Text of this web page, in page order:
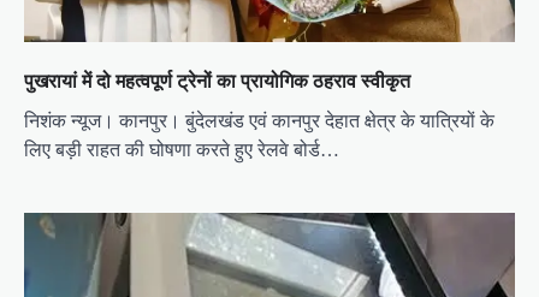
पुखरायां में दो महत्वपूर्ण ट्रेनों का प्रायोगिक ठहराव स्वीकृत
निशंक न्यूज। कानपुर। बुंदेलखंड एवं कानपुर देहात क्षेत्र के यात्रियों के
लिए बड़ी राहत की घोषणा करते हुए रेलवे बोर्ड…